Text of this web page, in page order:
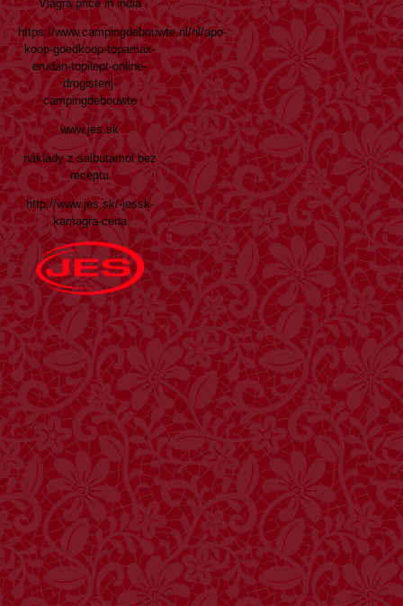
Viagra price in india
https://www.campingdebouwte.nl/nl/apo-
koop-goedkoop-topamax-
erudan-topilept-online-
drogisterij-
campingdebouwte
www.jes.sk
náklady z salbutamol bez
receptu
http://www.jes.sk/-jessk-
kamagra-cena